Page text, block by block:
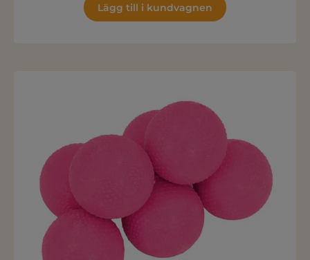
Lägg till i kundvagnen